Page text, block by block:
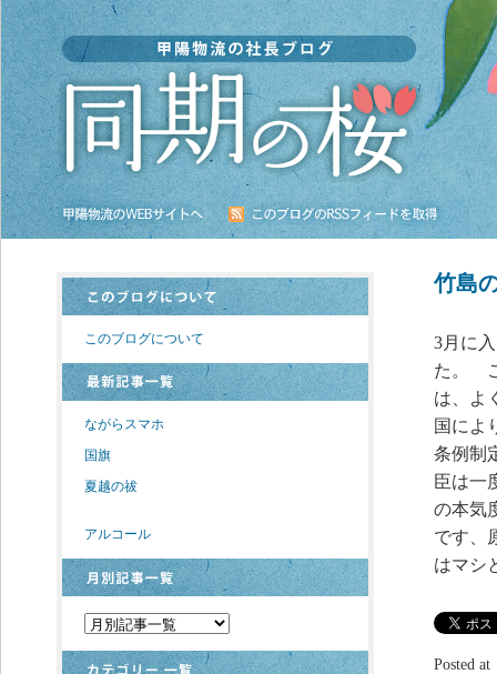
このブログについて
ながらスマホ
国旗
夏越の祓
アルコール
竹島
3月に
た。
は、よ
国によ
条例制
臣は一
の本気
です、
はマシ
Posted